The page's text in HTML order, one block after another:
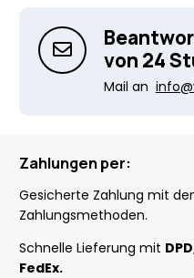
von 24
Mail an
Zahlungen per:
Gesicherte Zahlung mit
Zahlungsmethoden.
Schnelle Lieferung mit
FedEx.